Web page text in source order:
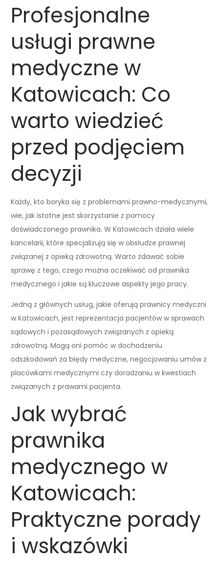
Profesjonalne
usługi prawne
medyczne w
Katowicach: Co
warto wiedzieć
przed podjęciem
decyzji
Każdy, kto boryka się z problemami prawno-medycznymi,
wie, jak istotne jest skorzystanie z pomocy
doświadczonego prawnika. W Katowicach działa wiele
kancelarii, które specjalizują się w obsłudze prawnej
związanej z opieką zdrowotną. Warto zdawać sobie
sprawę z tego, czego można oczekiwać od prawnika
medycznego i jakie są kluczowe aspekty jego pracy.
Jedną z głównych usług, jakie oferują prawnicy medyczni
w Katowicach, jest reprezentacja pacjentów w sprawach
sądowych i pozasądowych związanych z opieką
zdrowotną. Mogą oni pomóc w dochodzeniu
odszkodowań za błędy medyczne, negocjowaniu umów z
placówkami medycznymi czy doradzaniu w kwestiach
związanych z prawami pacjenta.
Jak wybrać
prawnika
medycznego w
Katowicach:
Praktyczne porady
i wskazówki